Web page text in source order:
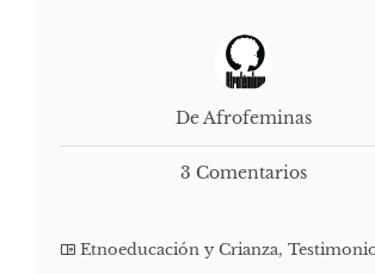
De Afrofeminas
3 Comentarios
Etnoeducación y Crianza,